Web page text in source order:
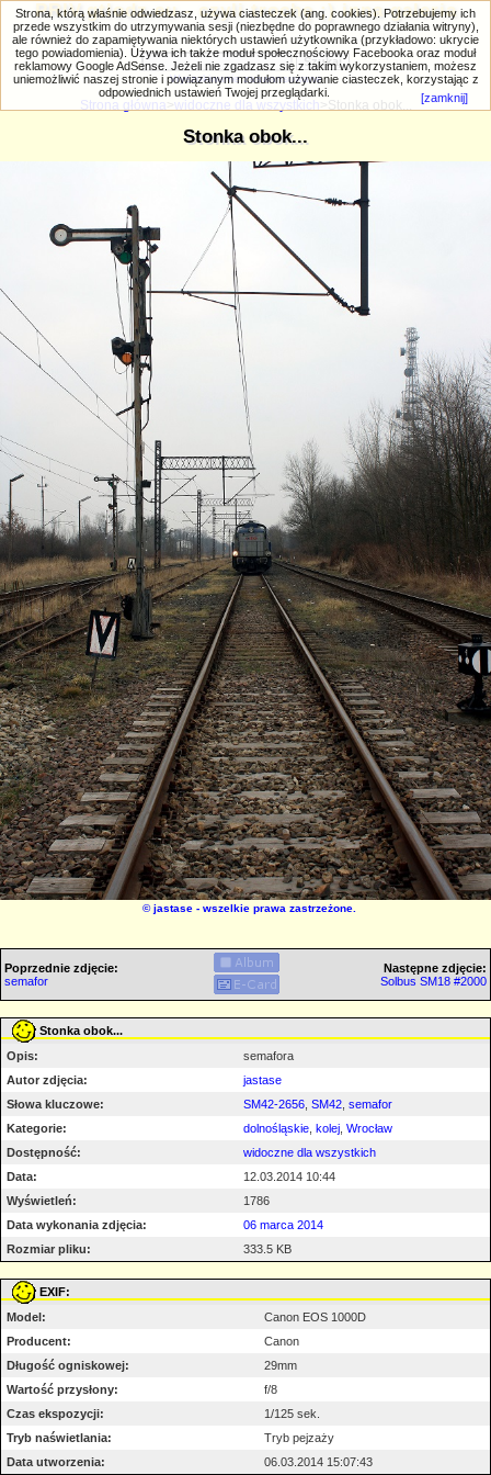
PRIV.gtlodz.eu - czyli trochę ;) inna galeria
Wyszukiwanie zaawansowane
Strona główna widoczne dla wszystkich >Stonka obok...
Stonka obok...
©jastase- wszelkie prawa zastrzeżone.
Poprzednie zdjęcie:
semafor
Następne zdjęcie:
Solbus SM18 #2000
Stonka obok...
Opis:
semafora
Autor zdjęcia:
jastase
Słowa kluczowe:
SM42-2656, SM42, semafor
Kategorie:
dolnośląskie, kolej, Wrocław
Dostępność:
widoczne dla wszystkich
Data:
12.03.2014 10:44
Wyświetleń:
1786
Data wykonania zdjęcia:
06 marca 2014
Rozmiar pliku:
333.5 KB
EXIF:
Model:
Canon EOS 1000D
Producent:
Canon
Długość ogniskowej:
29mm
Wartość przysłony:
f/8
Czas ekspozycji:
1/125 sek.
Tryb naświetlania:
Tryb pejzaży
Data utworzenia:
06.03.2014 15:07:43
Strona, którą właśnie odwiedzasz, używa ciasteczek (ang. cookies). Potrzebujemy ich
przede wszystkim do utrzymywania sesji (niezbędne do poprawnego działania witryny),
ale również do zapamiętywania niektórych ustawień użytkownika (przykładowo: ukrycie
tego powiadomienia). Używa ich także moduł społecznościowy Facebooka oraz moduł
reklamowy Google AdSense. Jeżeli nie zgadzasz się z takim wykorzystaniem, możesz
uniemożliwić naszej stronie i powiązanym modułom używanie ciasteczek, korzystając z
odpowiednich ustawień Twojej przeglądarki.
[zamknij]